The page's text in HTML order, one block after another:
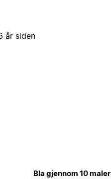
år siden
Bla gjennom 10 maler